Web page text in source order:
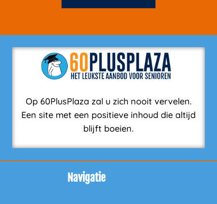
Op 60PlusPlaza zal u zich nooit vervelen.
Een site met een positieve inhoud die altijd
blijft boeien.
Navigatie